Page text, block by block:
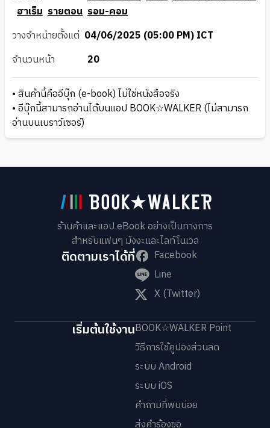
ฮาเร็ม รายตอน รอม-คอม
วางจำหน่ายตั้งแต่ 04/06/2025 (05:00 PM) ICT
จำนวนหน้า
20
• สินค้านี้คืออีบุ๊ก (e-book) ไม่ใช่หนังสือจริง
• อีบุ๊กนี้สามารถอ่านได้บนแอป BOOK☆WALKER (ไม่สามารถ
อ่านบนเบราว์เซอร์)
ร้านค้าและแอป eBook อย่างเป็นทางการ
สำหรับแฟนๆ มังงะและไลท์โนเวล
ติดตามเราได้ที่
Facebook
Line
X (Twitter)
เริ่มต้นใช้งานBOOK☆WALKER Point
วิธีการใช้คูปองส่วนลด
ระบบ Android
ระบบ iOS
คำถามที่พบบ่อย
ส่งคำร้องขอ